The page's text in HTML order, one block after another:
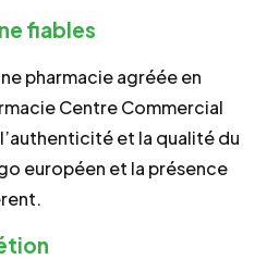
fiables
pharmacie agréée en
Centre Commercial
et la qualité du
européen et la présence